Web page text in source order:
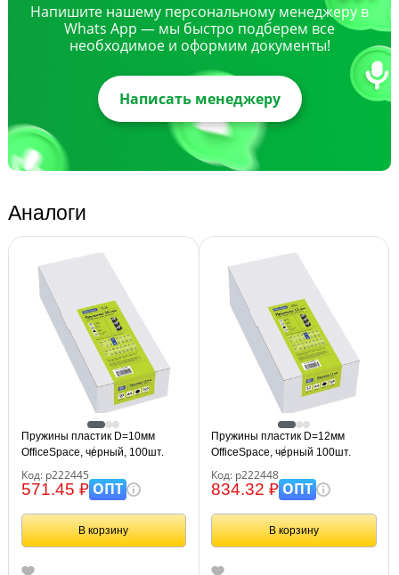
Напишите нашему персональному менеджеру в
Whats App — мы быстро подберем все
необходимое и оформим документы!
Написать менеджеру
Аналоги
Пружины пластик D=10мм
OfficeSpace, черный, 100шт.
Код: р222445
571.45 ₽ОПТ
В корзину
Пружины пластик D=12мм
OfficeSpace, черный 100шт.
Код: р222448
834.32 ₽ОПТ
В корзину